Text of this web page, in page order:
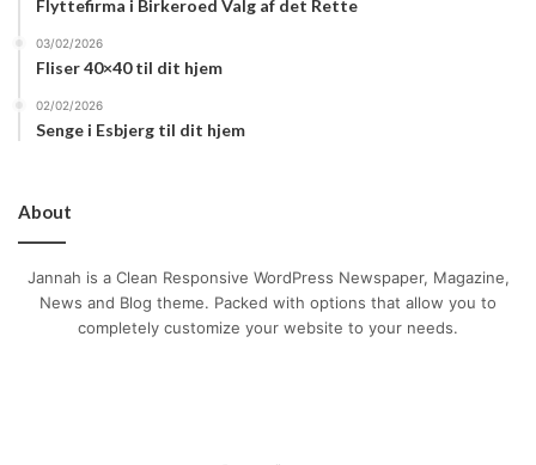
Flyttefirma i Birkeroed Valg af det Rette
03/02/2026
Fliser 40×40 til dit hjem
02/02/2026
Senge i Esbjerg til dit hjem
About
Jannah is a Clean Responsive WordPress Newspaper, Magazine,
News and Blog theme. Packed with options that allow you to
completely customize your website to your needs.